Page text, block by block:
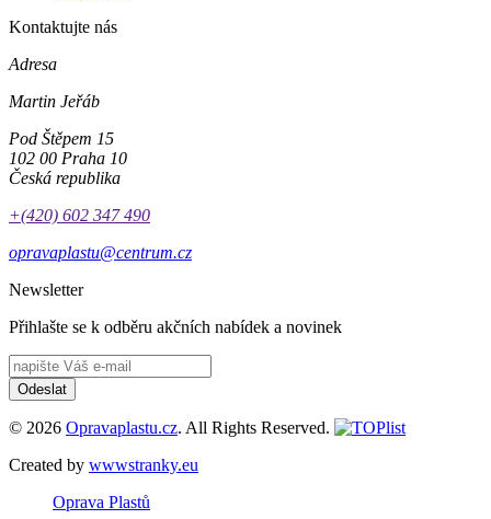
Kontaktujte nás
Adresa
Martin Jeřáb
Pod Štěpem 15
102 00 Praha 10
Česká republika
+(420) 602 347 490
opravaplastu@centrum.cz
Newsletter
Přihlašte se k odběru akčních nabídek a novinek
Odeslat
© 2026 Opravaplastu.cz. All Rights Reserved.
Created by wwwstranky.eu
Oprava Plastů